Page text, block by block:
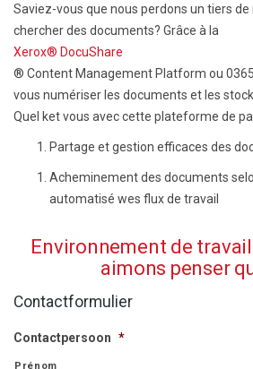
Saviez-vous que nous perdons un tiers
chercher des documents? Grâce à la
Xerox® DocuShare
® Content Management Platform ou 0365
vous numériser les documents et les
Quel ket vous avec cette plateforme de
Partage et gestion efficaces des
Acheminement des documents
automatisé wes flux de travail
Environnement de
aimons penser
Contactformulier
Contactpersoon *
Prénom